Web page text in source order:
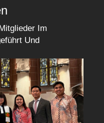
Im
Und